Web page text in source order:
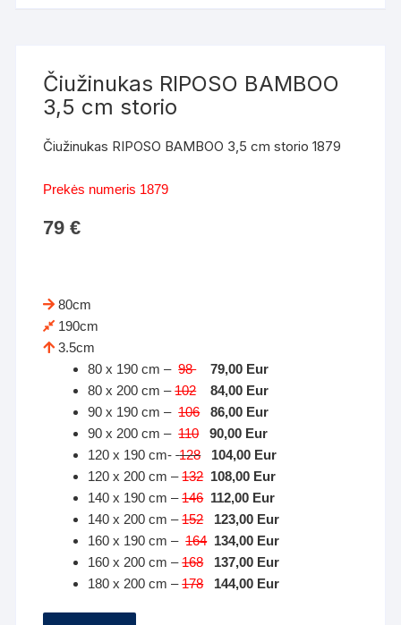
Čiužinukas RIPOSO BAMBOO
3,5 сm storio
Čiužinukas RIPOSO BAMBOO 3,5 сm storio 1879
Prekės numeris 1879
79€
80cm
190cm
3.5cm
80 x 190 cm –98
79,00 Eur
80 x 200 cm –102
84,00 Eur
90 x 190 cm –106
86,00 Eur
90 x 200 cm –110
90,00 Eur
120 x 190 cm- 128
104,00 Eur
120 x 200 cm –132 108,00 Eur
140 x 190 cm –146 112,00 Eur
140 x 200 cm –152
123,00 Eur
160 x 190 cm –164 134,00 Eur
160 x 200 cm –168
137,00 Eur
180 x 200 cm –178 144,00 Eur